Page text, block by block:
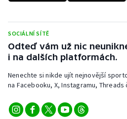
Stolní tenis
Triatlon
Veslování
Vodní slalom
SOCIÁLNÍ SÍTĚ
Odteď vám už nic
i na dalších platformách.
Nenechte si nikde ujít nejnovější
na Facebooku, X, Instagramu,